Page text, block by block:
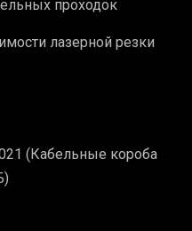
проходок
лазерной резки
(Кабельные короба